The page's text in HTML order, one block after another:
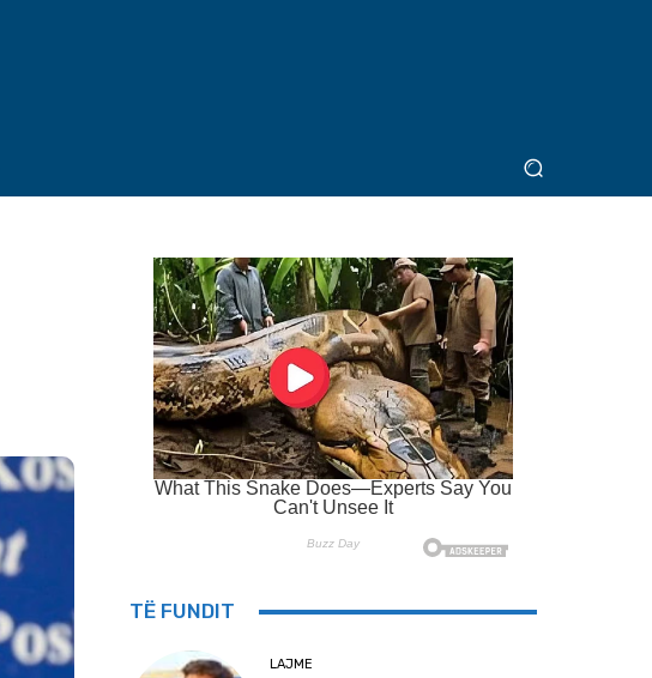
TË FUNDIT
LAJME